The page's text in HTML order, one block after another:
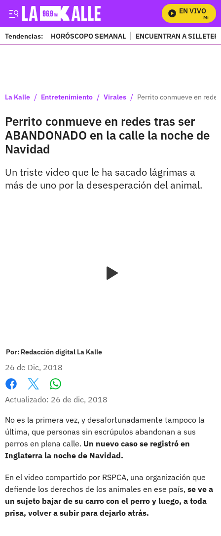
EN VIVO
Mira
Tendencias: HORÓSCOPO SEMANAL ENCUENTRAN A
La Kalle / Entretenimiento / Virales / Perrito conmueve en
Perrito conmueve en redes tras ser
ABANDONADO en la calle la noche de
Navidad
Un triste video que le ha sacado lágrimas a
más de uno por la desesperación del animal.
Por: Redacción digital La Kalle
26 de Dic, 2018
Facebook
X Whatsapp
Actualizado: 26 de dic, 2018
No es la primera vez, y desafortunadamente tampoco la
última, que personas sin escrúpulos abandonan a sus
perros en plena calle. Un nuevo caso se registró en
Inglaterra la noche de Navidad.
En el video compartido por RSPCA, una organización que
defiende los derechos de los animales en ese país, se ve a
un sujeto bajar de su carro con el perro y luego, a toda
prisa, volver a subir para dejarlo atrás.